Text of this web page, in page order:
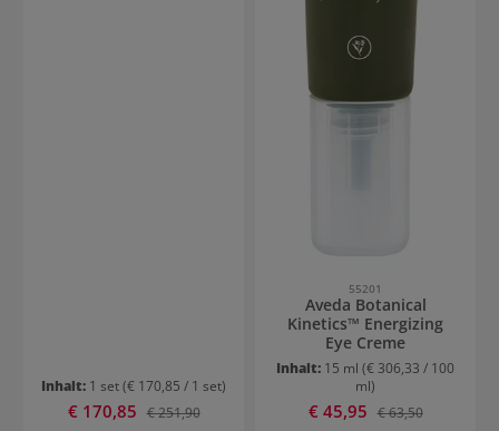
Inhalt: 1 set(€ 170,85 / 1 set)
Verkaufspreis:
€ 170,85 Regulärer Preis:
€ 251,90
55201
Aveda Botanical
Kinetics™ Energizing
Eye Creme
Inhalt: 15 ml (€ 306,33 / 100
ml)
Verkaufspreis:
€ 45,95 Regulärer Preis:
€ 63,50